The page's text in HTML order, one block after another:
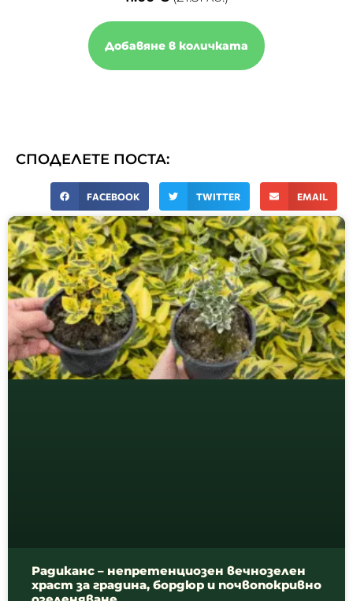
Добавяне в количката
СПОДЕЛЕТЕ ПОСТА:
FACEBOOK TWITTER EMAIL
Радиканс – непретенциозен вечнозелен
храст за градина, бордюр и почвопокривно